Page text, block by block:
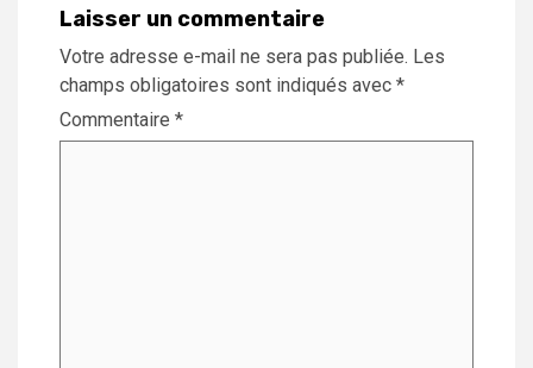
Laisser un commentaire
Votre adresse e-mail ne sera pas publiée. Les
champs obligatoires sont indiqués avec *
Commentaire *